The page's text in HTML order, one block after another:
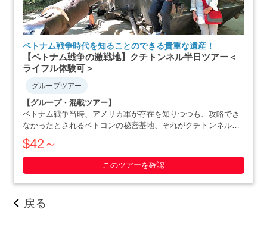
ベトナム戦争時代を知ることのできる貴重な遺産！
【ベトナム戦争の激戦地】クチトンネル半日ツアー＜
ライフル体験可＞
グループツアー
【グループ・混載ツアー】
ベトナム戦争当時、アメリカ軍が存在を知りつつも、攻略でき
なかったとされるベトコンの秘密基地、それがクチトンネルで
す。小柄な体格を活かした戦略で、アメリカ軍を撃退にまで追
いやったベトナム人の作戦の数々や彼らの暮らしぶりを追体験
できます。ホーチミン滞在最終日や、午後か・・・・・
$42～
このツアーを確認
戻る